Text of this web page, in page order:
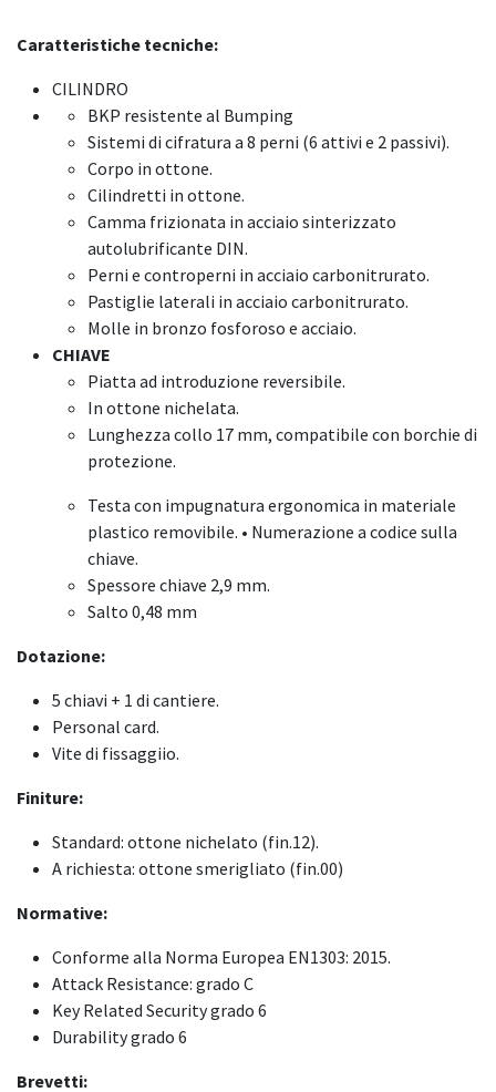
Caratteristiche tecniche:
CILINDRO
BKP resistente al Bumping
Sistemi di cifratura a 8 perni (6 attivi e 2 passivi).
Corpo in ottone.
Cilindretti in ottone.
Camma frizionata in acciaio sinterizzato
autolubrificante DIN.
Perni e controperni in acciaio carbonitrurato.
Pastiglie laterali in acciaio carbonitrurato.
Molle in bronzo fosforoso e acciaio.
CHIAVE
Piatta ad introduzione reversibile.
In ottone nichelata.
Lunghezza collo 17 mm, compatibile con borchie di
protezione.
Testa con impugnatura ergonomica in materiale
plastico removibile. • Numerazione a codice sulla
chiave.
Spessore chiave 2,9 mm.
Salto 0,48 mm
Dotazione:
5 chiavi + 1 di cantiere.
Personal card.
Vite di fissaggiio.
Finiture:
Standard: ottone nichelato (fin.12).
A richiesta: ottone smerigliato (fin.00)
Normative:
Conforme alla Norma Europea EN1303: 2015.
Attack Resistance: grado C
Key Related Security grado 6
Durability grado 6
Brevetti: